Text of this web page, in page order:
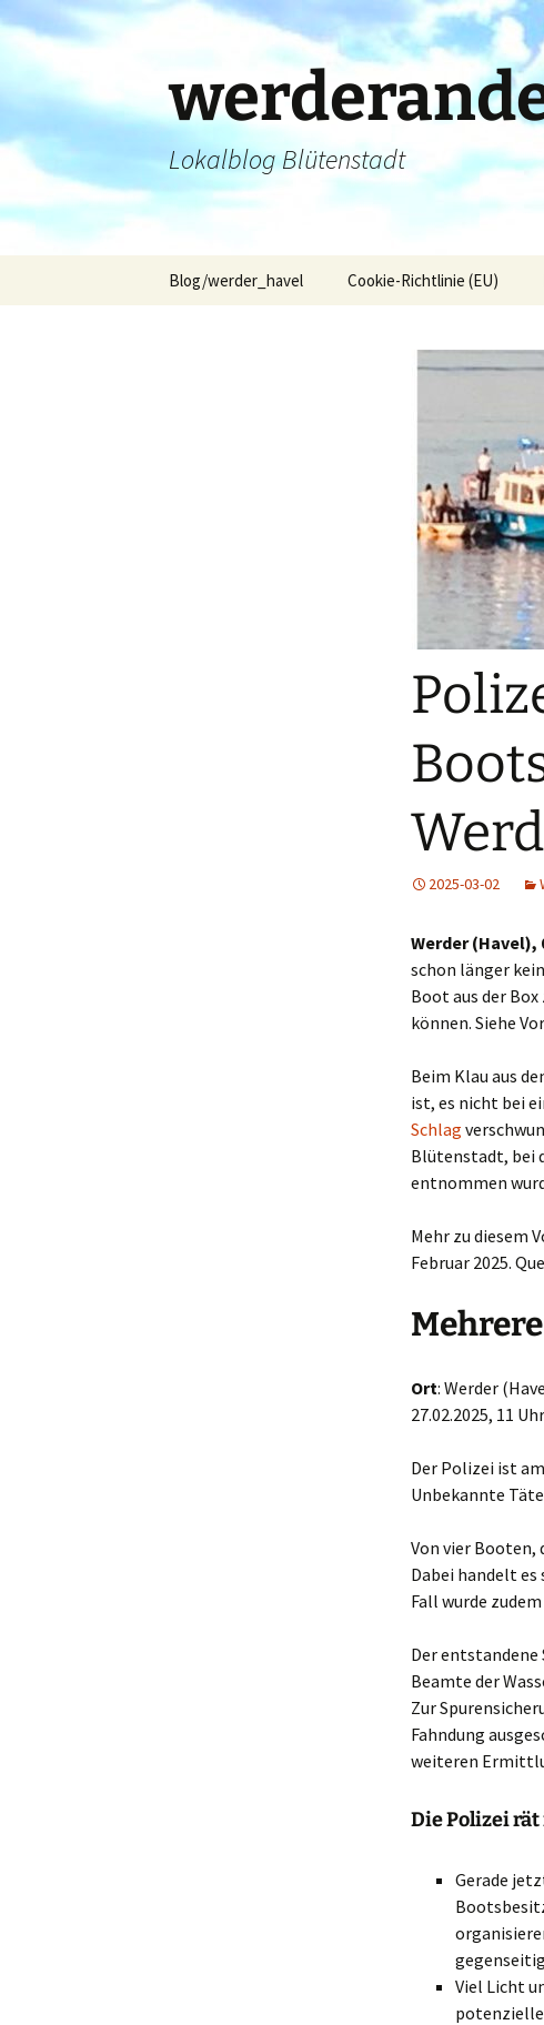
Zum
Inhalt
springen
Lokalblog Blütenstadt
Blog/werder_havel Cookie-Richtlinie (EU)
2025-03-02
Werder (Havel),
schon länger
Boot aus der
können. Siehe
Beim Klau aus
ist, es nicht bei
Schlag
Blütenstadt, bei
entnommen
Mehr zu diesem
Februar 2025.
Ort: Werder
27.02.2025, 11 Uhr
Der Polizei ist
Unbekannte
Von vier Booten,
Dabei handelt es
Fall wurde
Der
Beamte der
Zur
Fahndung
weiteren
Die Polizei
Gerade
Viel Licht
potenzielle